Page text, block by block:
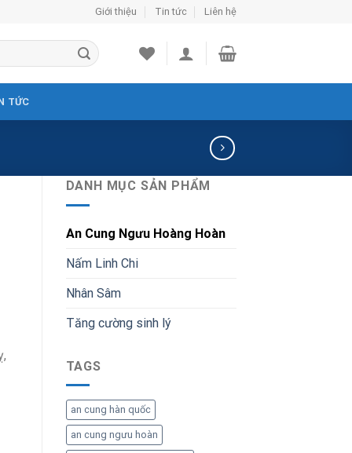
Giới thiệu Tin tức Liên hệ
TỨC
DANH MỤC SẢN PHẨM
An Cung Ngưu Hoàng Hoàn
Nấm Linh Chi
Nhân Sâm
Tăng cường sinh lý
TAGS
an cung hàn quốc
an cung ngưu hoàn